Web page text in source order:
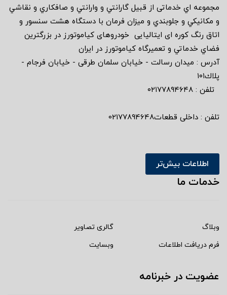
مجموعه اي خدماتى از قبيل گارانتي و وارانتي و صافكاري و نقاشي
و مكانيكي و جلوبندي و ميزان فرمان با دستگاه هشت سنسور و
اتاق رنگ كوره اى ايتاليايى خودروهاى كياموتورز در بزرگترين
فضاي خدماتي و تعميرگاه كياموتورز در ايران
آدرس : ميدان رسالت - خيابان سلمان طرقى - خيابان فرجام -
پلاك١٠١
تلفن : ٠٢١٧٧٨٩٤٦٤٨
تلفن : داخلی قطعات02177894648
اطلاعات بیش‌تر
خدمات ما
وبلاگ
گالری تصاویر
فرم دریافت اطلاعات
وبسایت
عضویت در خبرنامه